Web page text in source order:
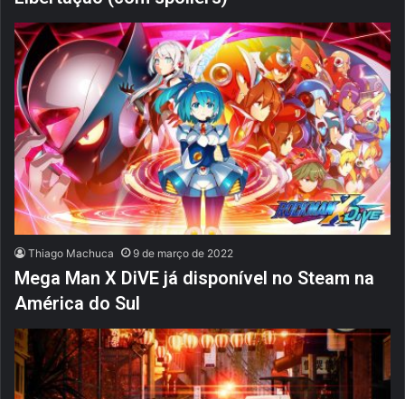
Thiago Machuca 9 de março de 2022
Mega Man X DiVE já disponível no Steam na
América do Sul